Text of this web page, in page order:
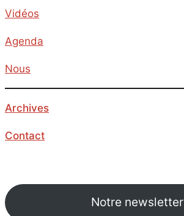
Vidéos
Agenda
Nous
Archives
Contact
Notre newsletter